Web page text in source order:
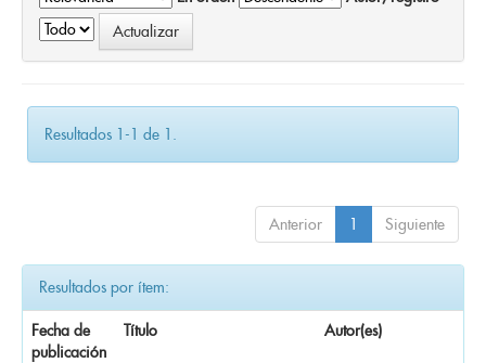
Resultados 1-1 de 1.
Anterior 1 Siguiente
Resultados por ítem:
Fecha de
publicación
Título Autor(es)